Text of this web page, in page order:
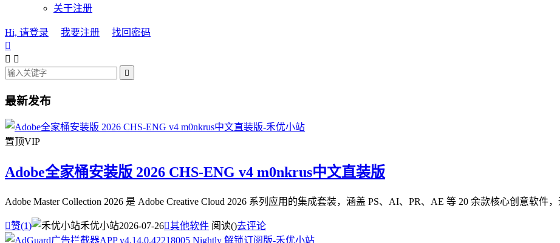
关于注册
Hi, 请登录 我要注册
找回密码

 

最新发布
置顶VIP
Adobe全家桶安装版 2026 CHS-ENG v4 m0nkrus中文直装版
Adobe Master Collection 2026 是 Adobe Creative Cloud 2026 系列应用的集成套装，涵盖 PS、AI、PR、AE 等 20 余款核心创意软件
赞(1) 禾优小站2026-07-26其他软件 阅读()去评论